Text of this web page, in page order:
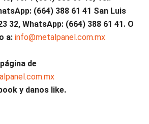
(664) 388 61 41 San Luis
32, WhatsApp: (664) 388 61 41. O
a: info@metalpanel.com.mx
de
y danos like.